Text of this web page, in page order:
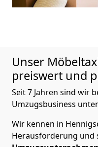
Unser
preiswert und
Seit 7 Jahren sind wir
Umzugsbusiness
Wir kennen in
Herausforderung und